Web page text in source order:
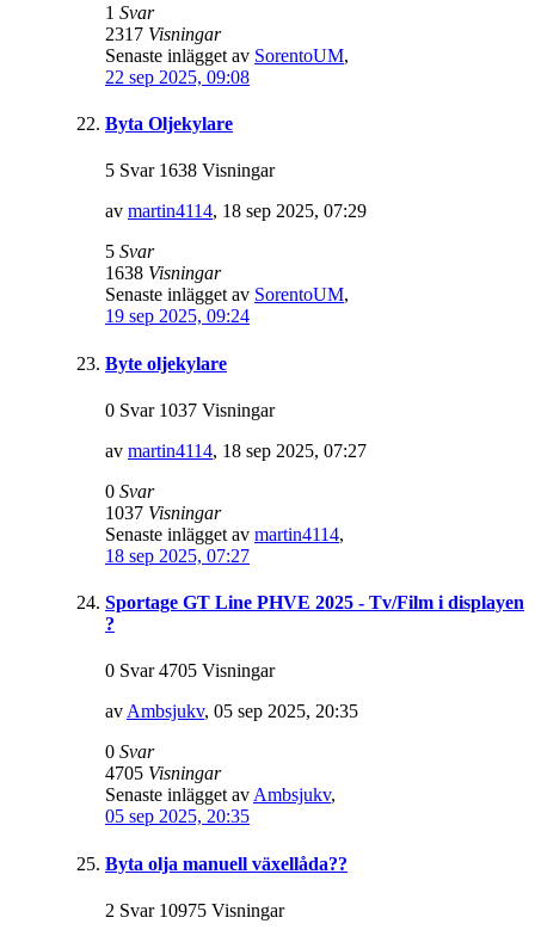
1 Svar
2317 Visningar
Senaste inlägget av SorentoUM,
22 sep 2025, 09:08
Byta Oljekylare
5 Svar 1638 Visningar
av martin4114, 18 sep 2025, 07:29
5 Svar
1638 Visningar
Senaste inlägget av SorentoUM,
19 sep 2025, 09:24
Byte oljekylare
0 Svar 1037 Visningar
av martin4114, 18 sep 2025, 07:27
0 Svar
1037 Visningar
Senaste inlägget av martin4114,
18 sep 2025, 07:27
Sportage GT Line PHVE 2025 - Tv/Film i displayen
?
0 Svar 4705 Visningar
avAmbsjukv, 05 sep 2025, 20:35
0 Svar
4705 Visningar
Senaste inlägget avAmbsjukv,
05 sep 2025, 20:35
Byta olja manuell växellåda??
2 Svar 10975 Visningar